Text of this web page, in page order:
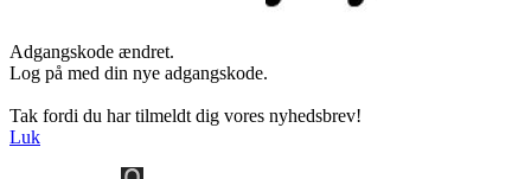
Adgangskode ændret.
Log på med din nye adgangskode.
Tak fordi du har tilmeldt dig vores nyhedsbrev!
Luk